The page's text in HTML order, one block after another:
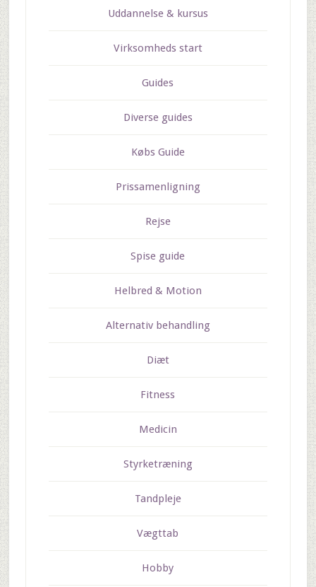
Uddannelse & kursus
Virksomheds start
Guides
Diverse guides
Købs Guide
Prissamenligning
Rejse
Spise guide
Helbred & Motion
Alternativ behandling
Diæt
Fitness
Medicin
Styrketræning
Tandpleje
Vægttab
Hobby